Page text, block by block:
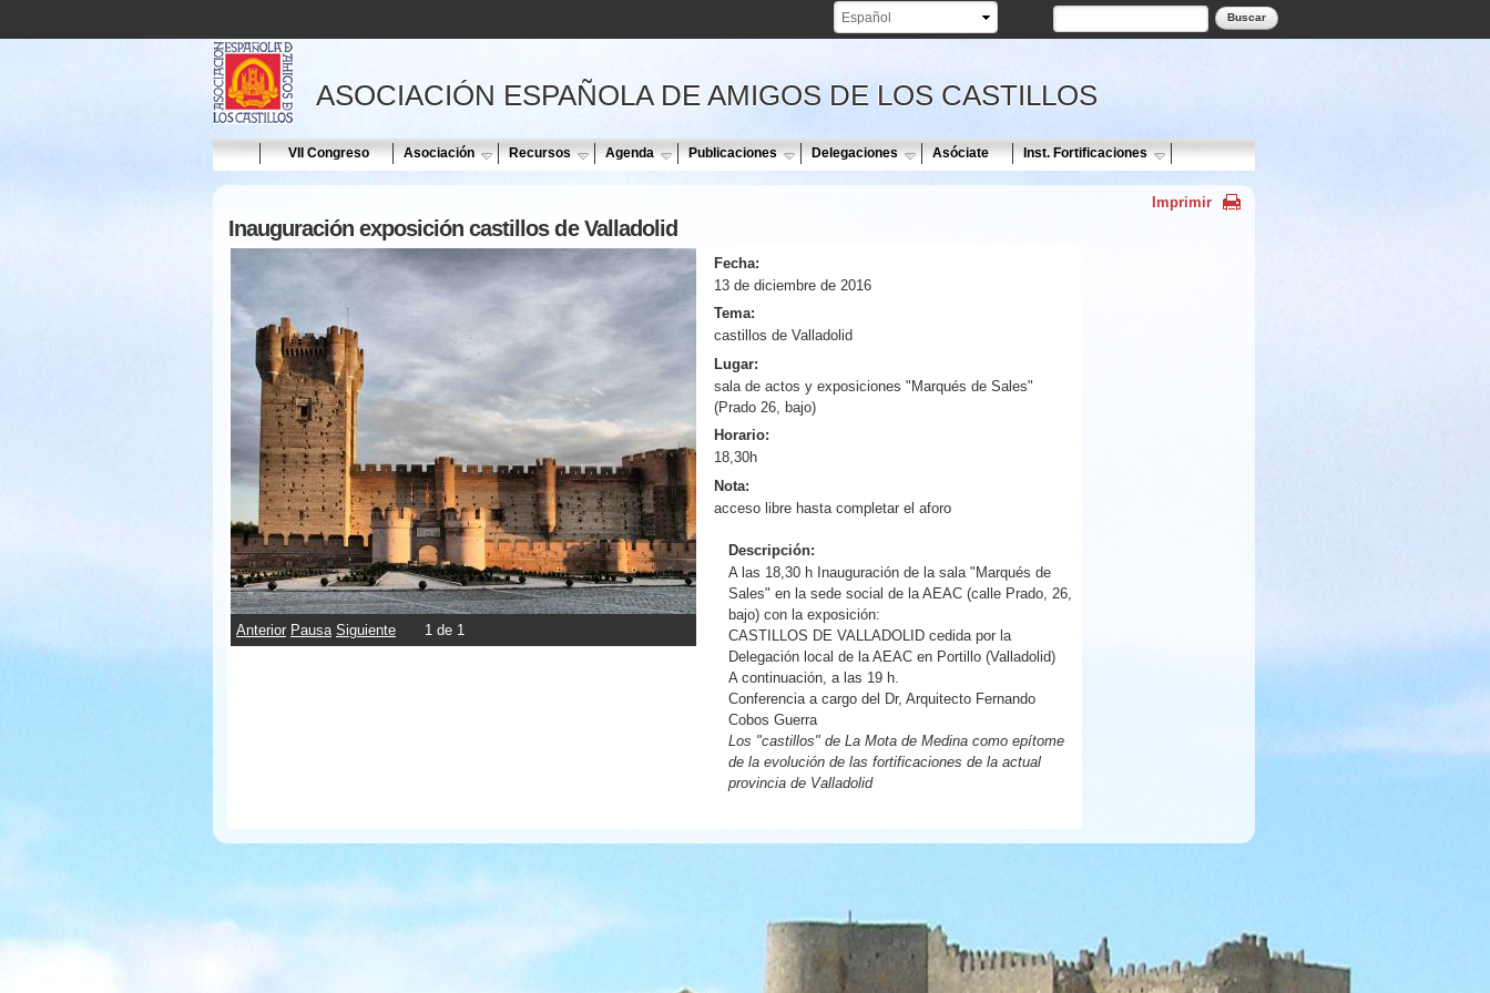
Formulario de búsqueda
Buscar
ASOCIACIÓN ESPAÑOLA DE AMIGOS DE LOS CASTILLOS
Home VII Congreso Asociación Recursos Agenda Publicaciones Delegaciones Asóciate Inst. Fortificaciones
Imprimir
Inauguración exposición castillos de Valladolid
Anterior Pausa Siguiente 1 de 1
Fecha:
13 de diciembre de 2016
Tema:
castillos de Valladolid
Lugar:
sala de actos y exposiciones "Marqués de Sales"
(Prado 26, bajo)
Horario:
18,30h
Nota:
acceso libre hasta completar el aforo
Descripción:
A las 18,30 h Inauguración de la sala "Marqués de
Sales" en la sede social de la AEAC (calle Prado, 26,
bajo) con la exposición:
CASTILLOS DE VALLADOLID cedida por la
Delegación local de la AEAC en Portillo (Valladolid)
A continuación, a las 19 h.
Conferencia a cargo del Dr, Arquitecto Fernando
Cobos Guerra
Los "castillos" de La Mota de Medina como epítome
de la evolución de las fortificaciones de la actual
provincia de Valladolid